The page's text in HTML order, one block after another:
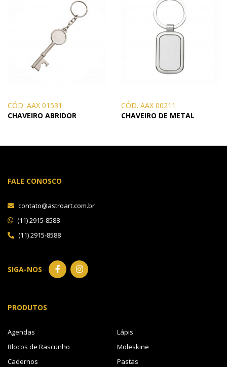
CÓD. AAX 01531
CHAVEIRO ABRIDOR
CÓD. AAX 00211
CHAVEIRO DE METAL
FALE CONOSCO
contato@astroart.com.br
(11) 2915-8588
(11) 2915-8588
SIGA-NOS
PRODUTOS
Agendas
Blocos de Rascunho
Cadernos
Lápis
Moleskine
Pastas